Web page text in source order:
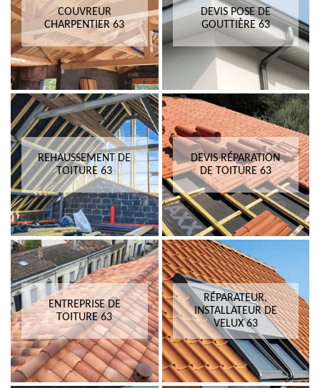
COUVREUR
CHARPENTIER 63
DEVIS POSE DE
GOUTTIÈRE 63
REHAUSSEMENT DE
TOITURE 63
DEVIS RÉPARATION
DE TOITURE 63
ENTREPRISE DE
TOITURE 63
RÉPARATEUR,
INSTALLATEUR DE
VELUX 63